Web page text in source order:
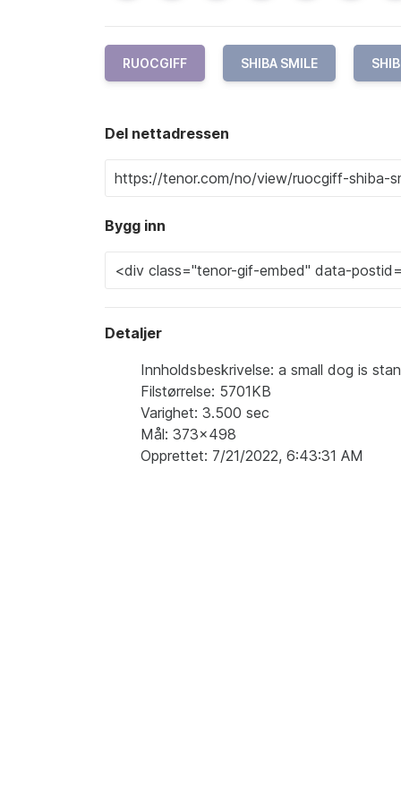
RUOCGIFF SHIBA SMILE
Del nettadressen
Bygg inn
Detaljer
Innholdsbeskrivelse: a small dog is
Filstørrelse: 5701KB
Varighet: 3.500 sec
Mål: 373x498
Opprettet: 7/21/2022, 6:43:31 AM